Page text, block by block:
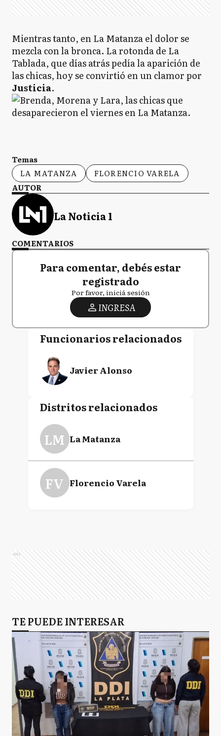
Mientras tanto, en La Matanza el dolor se
mezcla con la bronca. La rotonda de La
Tablada, que días atrás pedía la aparición de
las chicas, hoy se convirtió en un clamor por
Justicia.
Temas
LA MATANZA
FLORENCIO VARELA
AUTOR
La Noticia 1
COMENTARIOS
Para comentar, debés estar
registrado
Por favor, iniciá sesión
INGRESA
Funcionarios relacionados
Javier Alonso
Distritos relacionados
LM La Matanza
FV Florencio Varela
Ads
TE PUEDE INTERESAR